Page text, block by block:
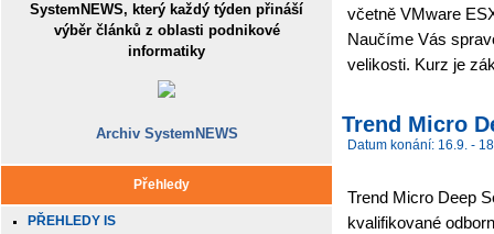
SystemNEWS, který každý týden přináší
výběr článků z oblasti podnikové
informatiky
Archiv SystemNEWS
Přehledy
PŘEHLEDY IS
včetně VMware
Naučíme Vás
velikosti. Kurz je
Trend Micro
Datum konání: 16.9. -
Trend Micro Deep
kvalifikované